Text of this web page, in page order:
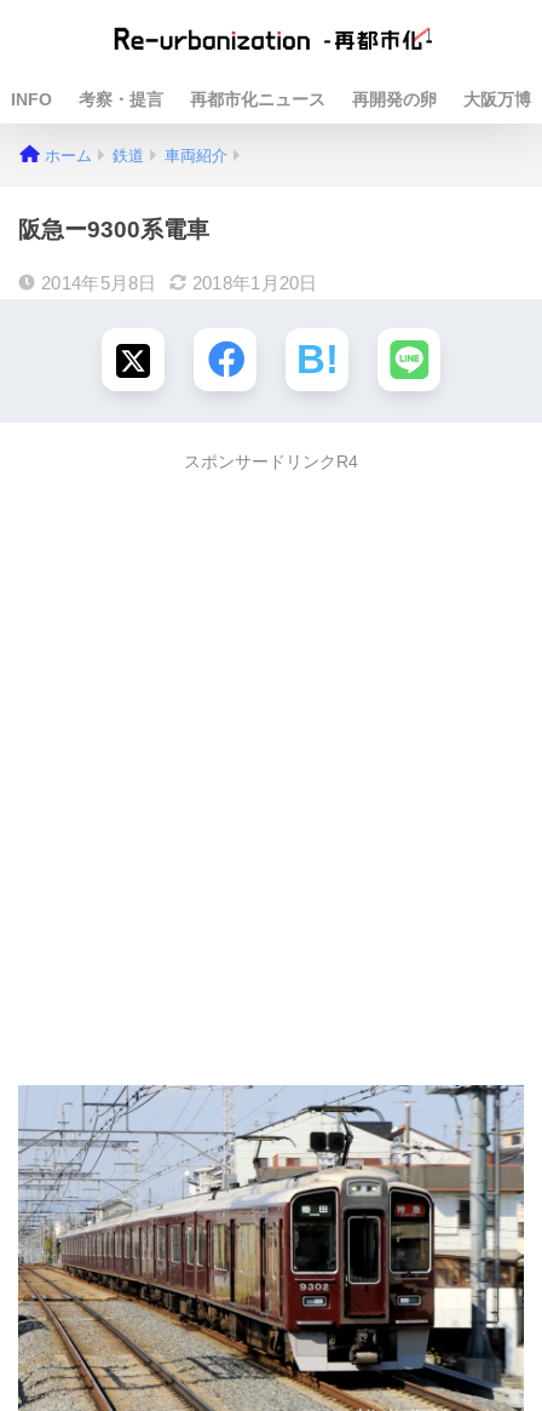
INFO 考察・提言 再都市化ニュース 再開発の卵 大阪万博
ホーム 鉄道 車両紹介
阪急ー9300系電車
2014年5月8日 2018年1月20日
スポンサードリンクR4